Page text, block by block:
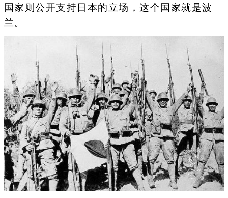
国家则公开支持日本的立场，这个国家就是波
兰。